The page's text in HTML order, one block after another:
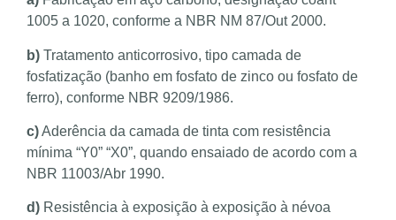
1005 a 1020, conforme a NBR NM 87/Out 2000.
b) Tratamento anticorrosivo, tipo camada de
fosfatização (banho em fosfato de zinco ou fosfato de
ferro), conforme NBR 9209/1986.
c)Aderência da camada de tinta com resistência
mínima “Y0” “X0”, quando ensaiado de acordo com a
NBR 11003/Abr 1990.
d) Resistência à exposição à exposição à névoa